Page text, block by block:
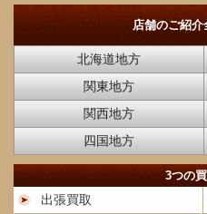
店舗のご紹介
北海道地方
関東地方
関西地方
四国地方
3つの
出張買取